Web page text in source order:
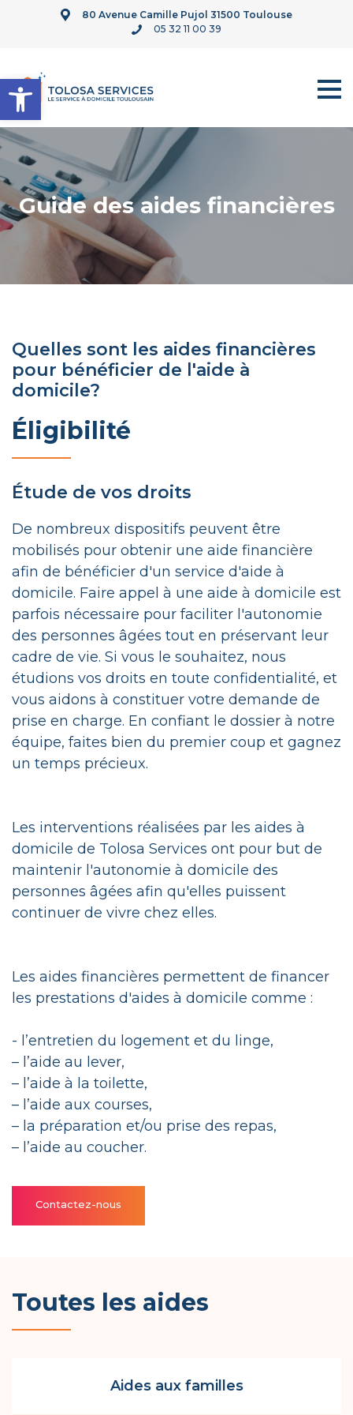
Ouvrir la barre d’outils
80 Avenue Camille Pujol 31500 Toulouse
05 32 11 00 39
Guide des aides financières
Quelles sont les aides financières
pour bénéficier de l'aide à
domicile?
Éligibilité
Étude de vos droits
De nombreux dispositifs peuvent être
mobilisés pour obtenir une aide financière
afin de bénéficier d'un service d'aide à
domicile. Faire appel à une aide à domicile est
parfois nécessaire pour faciliter l'autonomie
des personnes âgées tout en préservant leur
cadre de vie. Si vous le souhaitez, nous
étudions vos droits en toute confidentialité, et
vous aidons à constituer votre demande de
prise en charge. En confiant le dossier à notre
équipe, faites bien du premier coup et gagnez
un temps précieux.
Les interventions réalisées par les aides à
domicile de Tolosa Services ont pour but de
maintenir l'autonomie à domicile des
personnes âgées afin qu'elles puissent
continuer de vivre chez elles.
Les aides financières permettent de financer
les prestations d'aides à domicile comme :
- l’entretien du logement et du linge,
– l’aide au lever,
– l’aide à la toilette,
– l’aide aux courses,
– la préparation et/ou prise des repas,
– l’aide au coucher.
Contactez-nous
Toutes les aides
Aides aux familles